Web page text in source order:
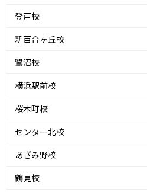
登戸校
新百合ヶ丘校
鷺沼校
横浜駅前校
桜木町校
センター北校
あざみ野校
鶴見校